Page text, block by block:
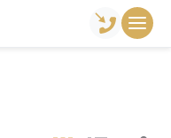
Подвески